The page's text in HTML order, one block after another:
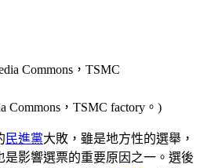
Commons，TSMC factory。)
民進黨大敗，雖是地方性的選舉，
影響選票的重要原因之一。選後